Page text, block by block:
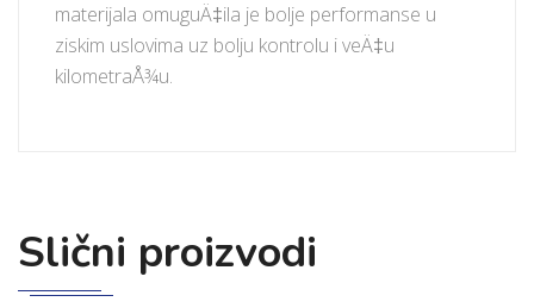
materijala omuguÄ‡ila je bolje performanse u
ziskim uslovima uz bolju kontrolu i veÄ‡u
kilometraÅ¾u.
Slični proizvodi